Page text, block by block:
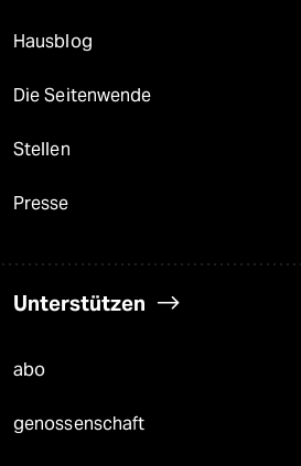
Hausblog
Die Seitenwende
Stellen
Presse
Unterstützen
abo
genossenschaft